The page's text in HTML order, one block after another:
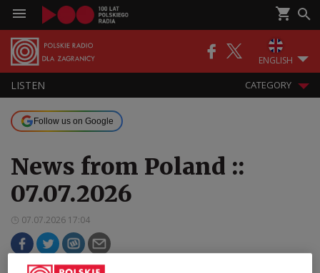
ENGLISH
LISTEN CATEGORY
Follow us on Google
News from Poland ::
07.07.2026
07.07.2026 17:04